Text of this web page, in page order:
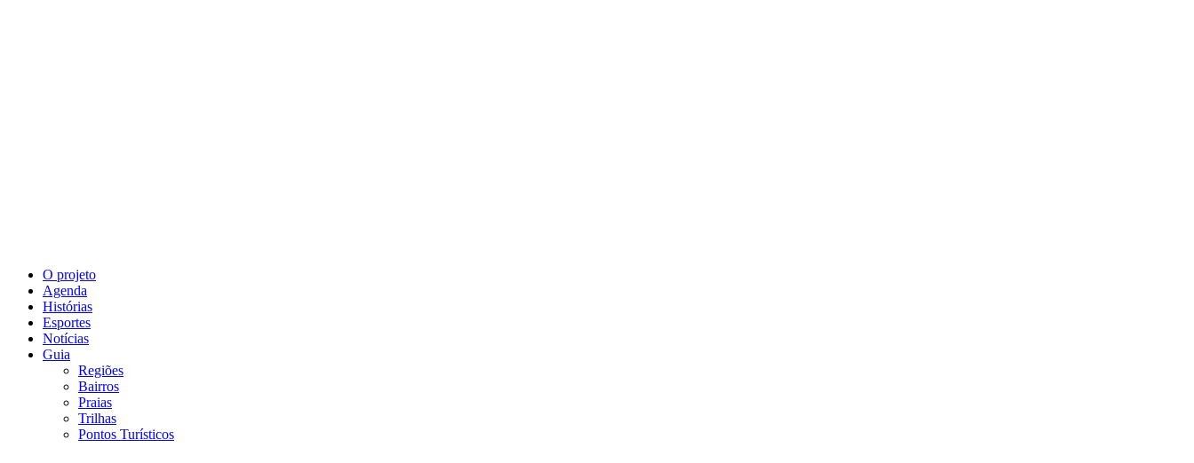
O projeto
Agenda
Histórias
Esportes
Notícias
Guia
Regiões
Bairros
Praias
Trilhas
Pontos Turísticos